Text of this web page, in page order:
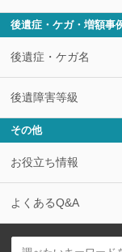
後遺症・ケガ・増額事
後遺症・ケガ名
後遺障害等級
その他
お役立ち情報
よくあるQ&A